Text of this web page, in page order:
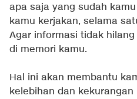
apa saja yang sudah
kamu kerjakan, selama
Agar informasi tidak
di memori kamu.
Hal ini akan membantu
kelebihan dan